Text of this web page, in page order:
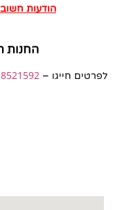
הודעות
החנות
לפרטים חייגו –